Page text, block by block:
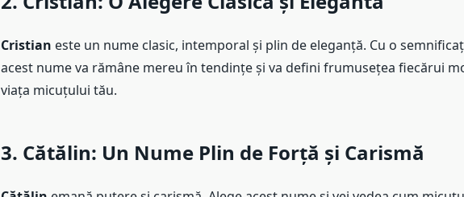
Cristian este un nume clasic, intemporal și plin de eleganță. Cu o
acest nume va rămâne mereu în tendințe și va defini frumusețea fiecărui
viața micuțului tău.
3. Cătălin: Un Nume Plin de Forță și Carismă